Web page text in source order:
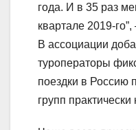
года. И в 35 раз
квартале 2019-
В ассоциации
туроператоры
поездки в Россию
групп